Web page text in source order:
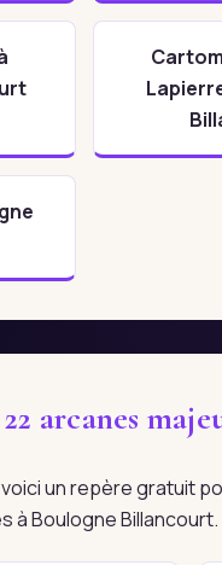
arcanes
un repère gratuit
à Boulogne Billancourt.